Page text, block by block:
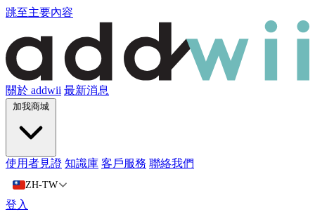
跳至主要內容
關於 addwii 最新消息
加我商城
使用者見證 知識庫 客戶服務 聯絡我們
ZH-TW
登入